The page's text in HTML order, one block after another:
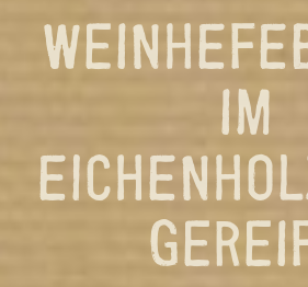
IM